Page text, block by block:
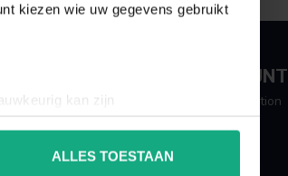
kiezen wie uw gegevens gebruikt
kan zijn
(fingerprinting)
ALLES TOESTAAN
MY ACCOUNT
Account information
My orders
My tickets